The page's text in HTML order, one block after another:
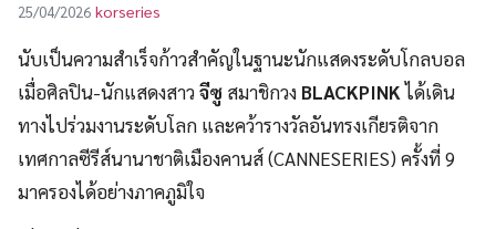
25/04/2026 korseries
นับเป็นความสำเร็จก้าวสำคัญในฐานะนักแสดงระดับโกลบอล
เมื่อศิลปิน-นักแสดงสาวจีซู สมาชิกวง BLACKPINKได้เดิน
ทางไปร่วมงานระดับโลก และคว้ารางวัลอันทรงเกียรติจาก
เทศกาลซีรีส์นานาชาติเมืองคานส์ (CANNESERIES) ครั้งที่ 9
มาครองได้อย่างภาคภูมิใจ